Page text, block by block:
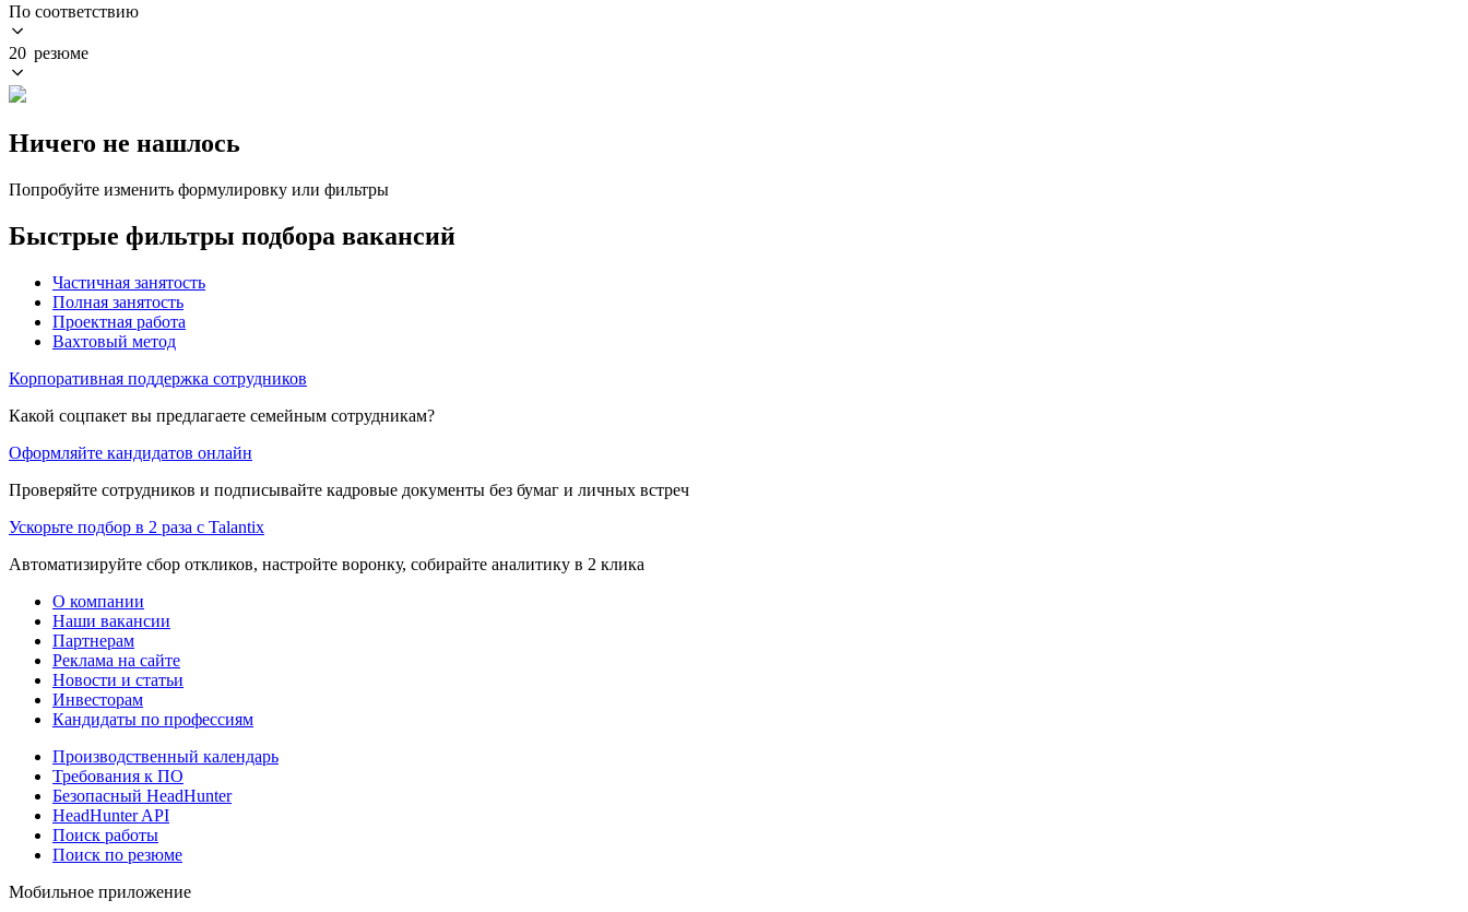
По соответствию
20 резюме
Ничего не нашлось
Попробуйте изменить формулировку или фильтры
Быстрые фильтры подбора вакансий
Частичная занятость
Полная занятость
Проектная работа
Вахтовый метод
Корпоративная поддержка сотрудников
Какой соцпакет вы предлагаете семейным сотрудникам?
Оформляйте кандидатов онлайн
Проверяйте сотрудников и подписывайте кадровые документы без бумаг и личных встреч
Ускорьте подбор в 2 раза с Talantix
Автоматизируйте сбор откликов, настройте воронку, собирайте аналитику в 2 клика
О компании
Наши вакансии
Партнерам
Реклама на сайте
Новости и статьи
Инвесторам
Кандидаты по профессиям
Производственный календарь
Требования к ПО
Безопасный HeadHunter
HeadHunter API
Поиск работы
Поиск по резюме
Мобильное приложение